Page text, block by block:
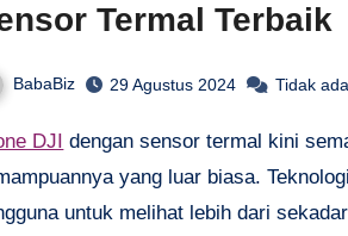
Termal Terbaik
BabaBiz 29 Agustus 2024 Tidak
DJI dengan sensor termal kini
yang luar biasa.
untuk melihat lebih dari